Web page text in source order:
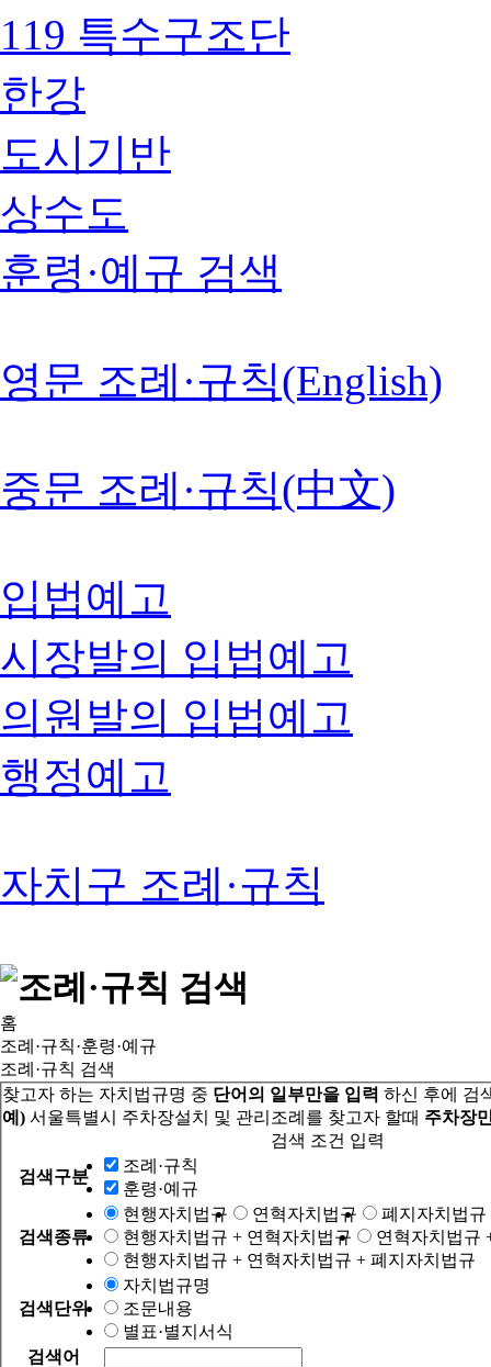
119 특수구조단
한강
도시기반
상수도
훈령·예규 검색
영문 조례·규칙(English)
중문 조례·규칙(中文)
입법예고
시장발의 입법예고
의원발의 입법예고
행정예고
자치구 조례·규칙
홈
조례·규칙·훈령·예규
조례·규칙 검색
찾고자 하는 자치법규명 중 단어의 일부만을 입력 하신 후에 검
예) 서울특별시 주차장설치 및 관리조례를 찾고자 할때 주차장
검색 조건 입력
검색구분
조례·규칙
훈령·예규
검색종류
현행자치법규 연혁자치법규
폐지자치법규
현행자치법규 + 연혁자치법규
연혁자치법규
현행자치법규 + 연혁자치법규 + 폐지자치법규
검색단위
자치법규명
조문내용
별표·별지서식
검색어